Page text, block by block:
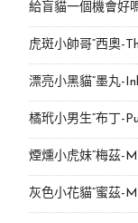
給盲貓一個機會好
虎斑小帥哥“西奧-
漂亮小黑貓“墨丸-
橘玳小男生“布丁-
煙燻小虎妹“梅茲-
灰色小花貓“蜜茲-